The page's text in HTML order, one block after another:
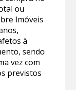
ou
Imóveis
à
sendo
vez com
previstos